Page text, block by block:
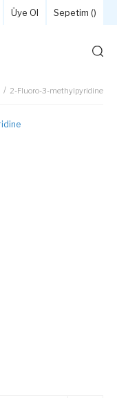
Üye Ol Sepetim ()
2-Fluoro-3-methylpyridine